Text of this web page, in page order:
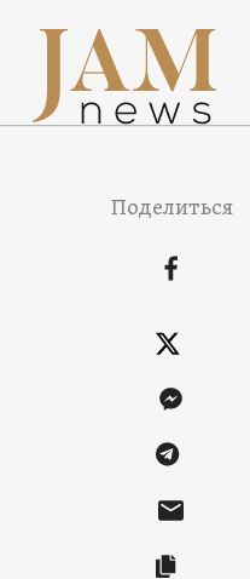
Поделиться